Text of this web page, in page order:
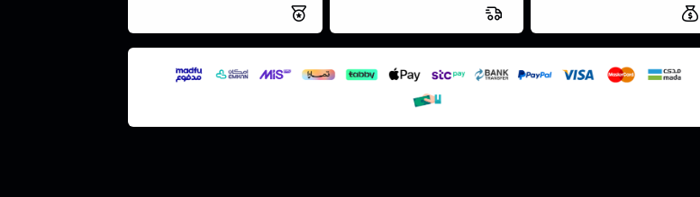
اسحب و افلت الملف هنا
استعراض
العروض والشحن مجاني نتميز بلجودة والتخزين الامن